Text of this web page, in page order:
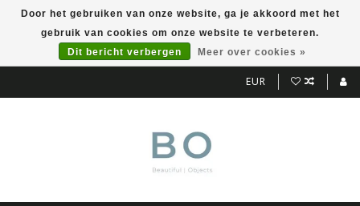
EUR
Door het gebruiken van onze website, ga je akkoord met het
gebruik van cookies om onze website te verbeteren.
Dit bericht verbergen
Meer over cookies »